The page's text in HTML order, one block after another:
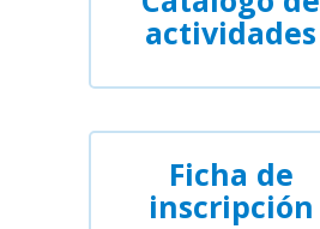
actividades
Ficha de
inscripción